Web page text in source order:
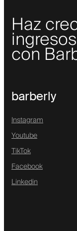
Haz
con
barberly
Instagram
Youtube
TikTok
Facebook
Linkedin